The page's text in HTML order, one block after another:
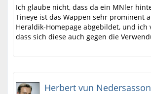
Ich glaube nicht, dass da ein MNler
Tineye ist das Wappen sehr prominent
Heraldik-Homepage abgebildet, und ich
dass sich diese auch gegen die
Herbert vun